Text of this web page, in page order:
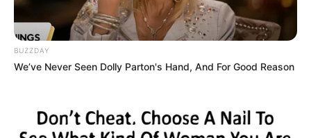
Tagi: Charlie Barnett Komedia Netflix
Netflix Polska
Russian Doll
Seriale
BUZZDAY
We’ve Never Seen Dolly Parton's Hand, And For Good Reason